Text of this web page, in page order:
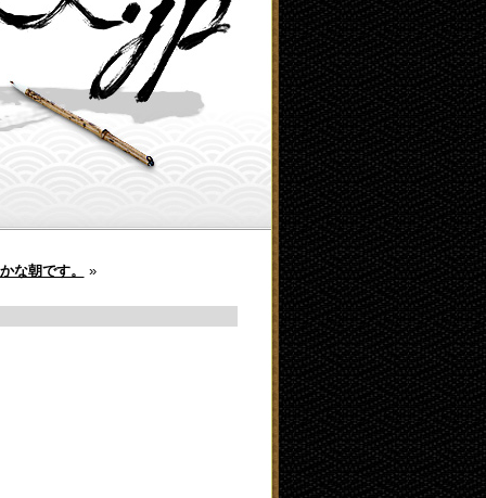
な朝です。 »